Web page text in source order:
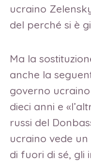
ucraino
del perché si è
Ma la
anche la
governo
dieci anni e
russi del
ucraino vede
di fuori di sé, gli